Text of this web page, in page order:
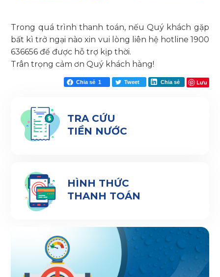
Trong quá trình thanh toán, nếu Quý khách gặp
bất kì trở ngại nào xin vui lòng liên hệ hotline 1900
636656 để được hỗ trợ kịp thời.
Trân trọng cảm ơn Quý khách hàng!
Chia sẻ 1 Tweet Chia sẻ Lưu
TRA CỨU
TIỀN NƯỚC
HÌNH THỨC
THANH TOÁN